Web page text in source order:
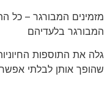
מזמינים המבורגר – כל
המבורגר בלעדיהם
גלה את התוספות
שהופך אותן לבלתי אפשר